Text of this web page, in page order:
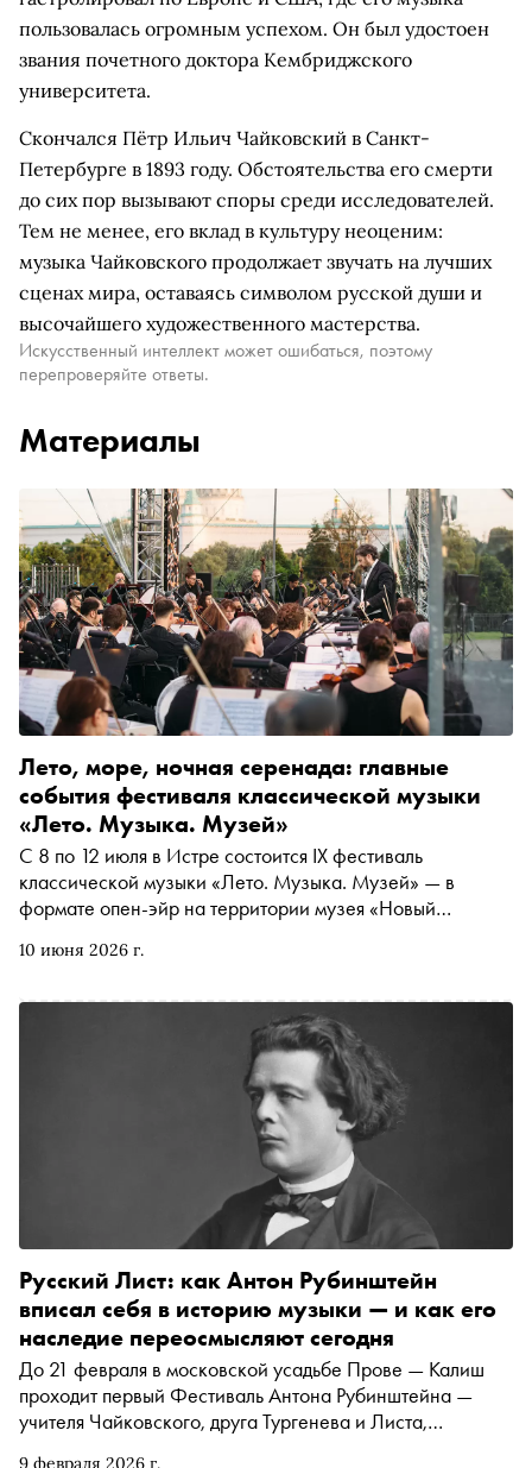
пользовалась огромным успехом. Он был удостоен
звания почетного доктора Кембриджского
университета.
Скончался Пётр Ильич Чайковский в Санкт-
Петербурге в 1893 году. Обстоятельства его смерти
до сих пор вызывают споры среди исследователей.
Тем не менее, его вклад в культуру неоценим:
музыка Чайковского продолжает звучать на лучших
сценах мира, оставаясь символом русской души и
высочайшего художественного мастерства.
Искусственный интеллект может ошибаться, поэтому
перепроверяйте ответы.
Материалы
10 июня 2026 г.
Лето, море, ночная серенада: главные
события фестиваля классической музыки
«Лето. Музыка. Музей»
С 8 по 12 июля в Истре состоится IX фестиваль
классической музыки «Лето. Музыка. Музей» — в
формате опен-эйр на территории музея «Новый
проводится институцией совместно с Московской
культуры Российской Федерации и Министерства
культуры и туризма Московской области, — в
объединении музыки, ландшафта и исторического
места. Журналист Надежда Травина рассказывает, что
ждёт слушателей на каждом из пяти вечеров
9 февраля 2026 г.
Русский Лист: как Антон Рубинштейн
вписал себя в историю музыки — и как его
наследие переосмысляют сегодня
До 21 февраля в московской усадьбе Прове — Калиш
проходит первый Фестиваль Антона Рубинштейна —
учителя Чайковского, друга Тургенева и Листа,